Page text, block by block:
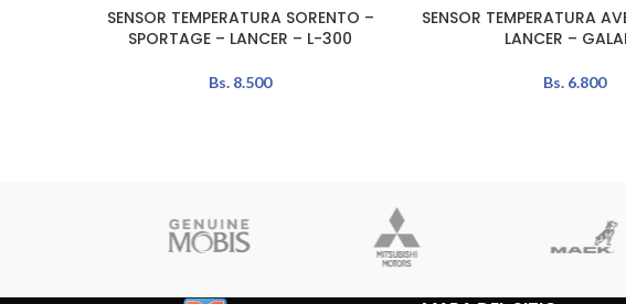
LEER MÁS
SENSOR TEMPERATURA SORENTO –
SPORTAGE – LANCER – L-300
Bs. 8.500
LEER MÁS
SENSOR TEMPERATURA
LANCER –
Bs. 6.800